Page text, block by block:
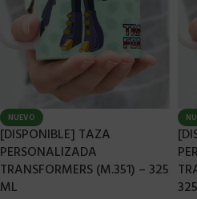
NUEVO
[DISPONIBLE] TAZA
PERSONALIZADA
TRANSFORMERS (M.351) – 325
ML